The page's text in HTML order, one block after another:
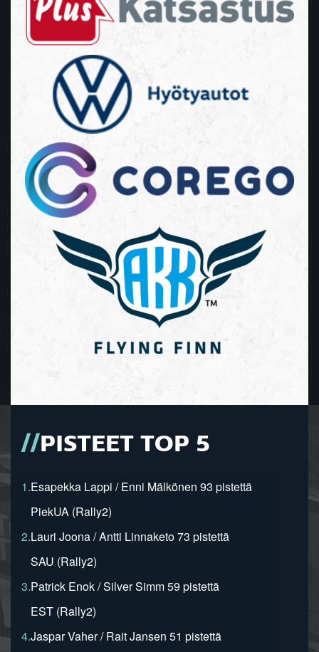
PISTEET TOP 5
1.Esapekka Lappi / Enni Mälkönen 93 pistettä
PiekUA (Rally2)
2.Lauri Joona / Antti Linnaketo 73 pistettä
SAU (Rally2)
3.Patrick Enok / Silver Simm 59 pistettä
EST (Rally2)
4.Jaspar Vaher / Rait Jansen 51 pistettä